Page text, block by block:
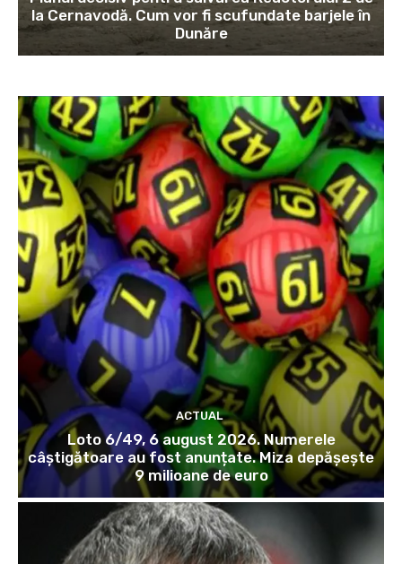
la Cernavodă. Cum vor fi scufundate barjele în
Dunăre
ACTUAL
Loto 6/49, 6 august 2026. Numerele
câștigătoare au fost anunțate. Miza depășește
9 milioane de euro